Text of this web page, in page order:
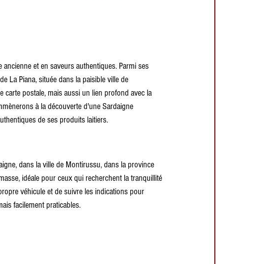
et en saveurs authentiques. Parmi ses
La Piana, située dans la paisible ville de
carte postale, mais aussi un lien profond avec la
à la découverte d'une Sardaigne
de ses produits laitiers.
dans la ville de Montirussu, dans la province
idéale pour ceux qui recherchent la tranquillité
véhicule et de suivre les indications pour
facilement praticables.